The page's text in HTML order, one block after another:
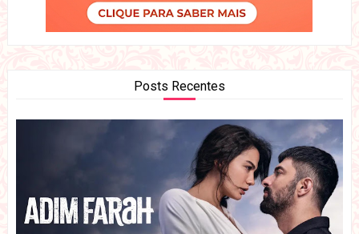
Posts Recentes